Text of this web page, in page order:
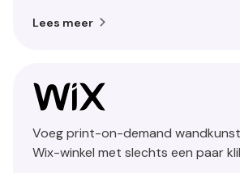
Lees meer
Voeg print-on-demand
Wix-winkel met slechts een paar